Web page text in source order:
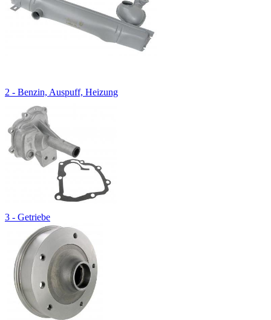
2 - Benzin, Auspuff, Heizung
3 - Getriebe